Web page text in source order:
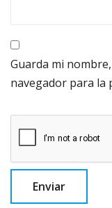
Guarda mi
navegador para la